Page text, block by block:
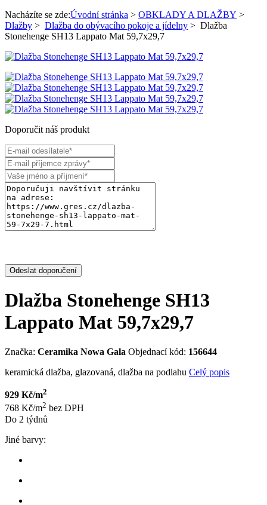
Nacházíte se zde:Úvodní stránka > OBKLADY A DLAŽBY >
Dlažby > Dlažba do obývacího pokoje a jídelny > Dlažba
Stonehenge SH13 Lappato Mat 59,7x29,7
Doporučit náš produkt
Odeslat doporučení
Dlažba Stonehenge SH13
Lappato Mat 59,7x29,7
Značka: Ceramika Nowa Gala Objednací kód: 156644
keramická dlažba, glazovaná, dlažba na podlahu Celý popis
929 Kč/m2
768 Kč/m2 bez DPH
Do 2 týdnů
Jiné barvy: